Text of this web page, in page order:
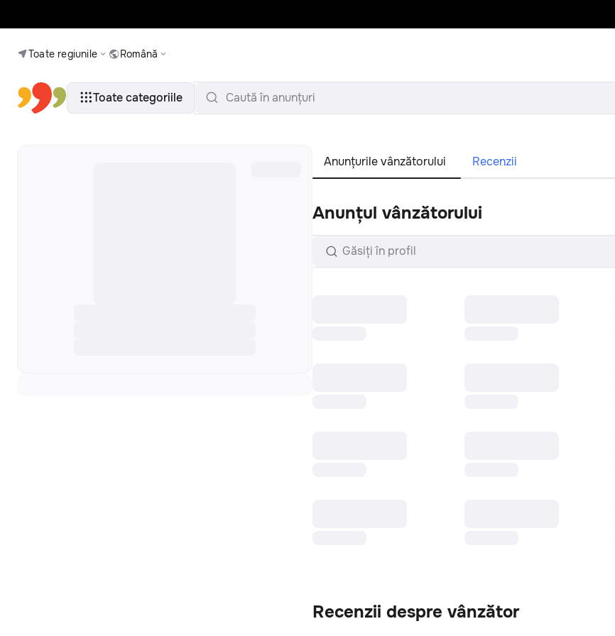
Toate regiunile Română
Toate categoriile Caută în anunțuri
Anunțurile vânzătorului Recenzii
Anunțul vânzătorului
Recenzii despre vânzător